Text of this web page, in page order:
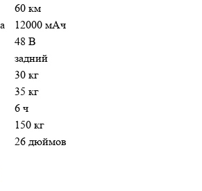
60 км
12000 мАч
48 В
задний
30 кг
35 кг
6 ч
150 кг
26 дюймов